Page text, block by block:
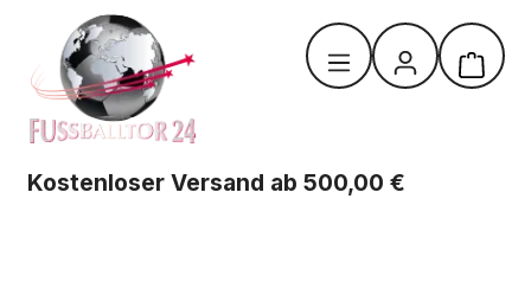
Zum Hauptinhalt springen
Kostenloser Versand ab 500,00 €